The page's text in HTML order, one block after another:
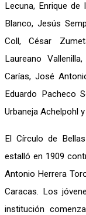
Lecuna, Enrique
Blanco, Jesús
Coll, César
Laureano
Carías, José
Eduardo Pacheco
Urbaneja Achelpohl
El Círculo de
estalló en 1909
Antonio Herrera
Caracas. Los
institución